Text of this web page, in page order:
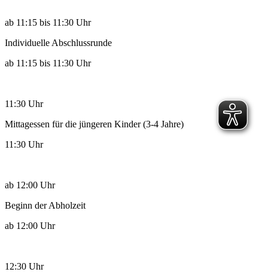
ab 11:15 bis 11:30 Uhr
Individuelle Abschlussrunde
ab 11:15 bis 11:30 Uhr
11:30 Uhr
Mittagessen für die jüngeren Kinder (3-4 Jahre)
11:30 Uhr
ab 12:00 Uhr
Beginn der Abholzeit
ab 12:00 Uhr
12:30 Uhr